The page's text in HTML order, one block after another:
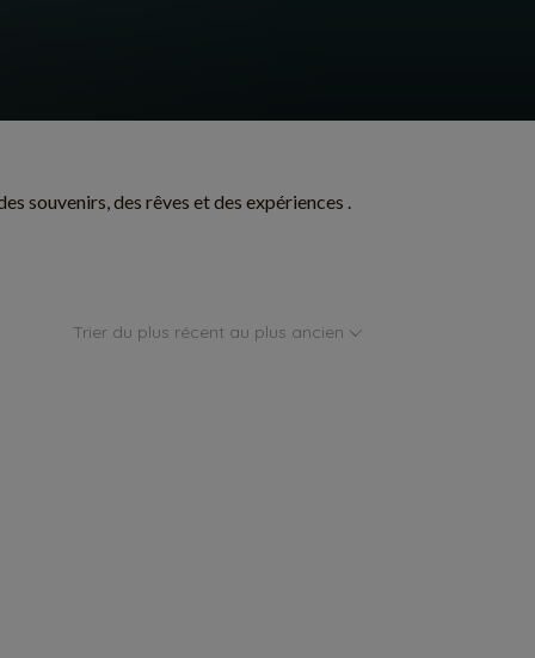
souvenirs, des rêves et des expériences .
Trier du plus récent au plus ancien